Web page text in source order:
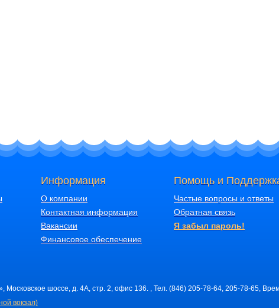
Информация
О компании
Контактная информация
Вакансии
Финансовое обеспечение
Помощь и
Частые вопросы и ответы
Обратная связь
Я забыл пароль!
Московское шоссе, д. 4А, стр. 2, офис 136. , Тел. (846) 205-78-64, 205-78-65,
вокзал)